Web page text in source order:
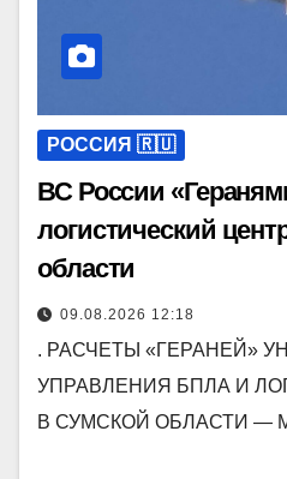
РОССИЯ 🇷🇺
ВС России
логистический
области
09.08.2026 12:18
. РАСЧЕТЫ «ГЕРАНЕЙ»
УПРАВЛЕНИЯ БПЛА И
В СУМСКОЙ ОБЛАСТИ —